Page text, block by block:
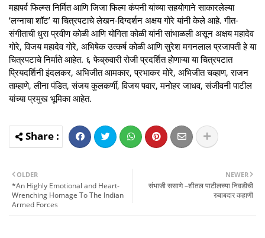
महापर्व फिल्म्स निर्मित आणि जिजा फिल्म कंपनी यांच्या सहयोगाने साकारलेल्या
‘लग्नाचा शॉट’ या चित्रपटाचे लेखन-दिग्दर्शन अक्षय गोरे यांनी केले आहे. गीत-
संगीताची धुरा प्रवीण कोळी आणि योगिता कोळी यांनी सांभाळली असून अक्षय महादेव
गोरे, विजय महादेव गोरे, अभिषेक उत्कर्ष कोळी आणि सुरेश मगनलाल प्रजापती हे या
चित्रपटाचे निर्माते आहेत. ६ फेब्रुवारी रोजी प्रदर्शित होणाऱ्या या चित्रपटात
प्रियदर्शिनी इंदलकर, अभिजीत आमकार, प्रभाकर मोरे, अभिजीत चव्हाण, राजन
ताम्हाणे, लीना पंडित, संजय कुलकर्णी, विजय पवार, मनोहर जाधव, संजीवनी पाटील
यांच्या प्रमुख भूमिका आहेत.
NEWER
संभाजी ससाणे –शीतल पाटीलच्या निवडीची
रुबाबदार कहाणी
OLDER
*An Highly Emotional and Heart-
Wrenching Homage To The Indian
Armed Forces